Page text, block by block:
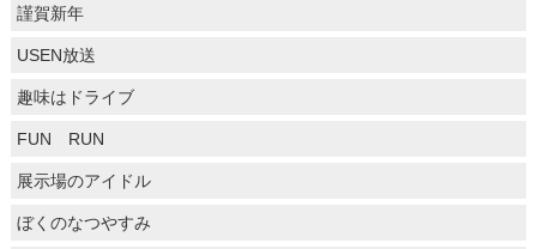
謹賀新年
USEN放送
趣味はドライブ
FUN RUN
展示場のアイドル
ぼくのなつやすみ